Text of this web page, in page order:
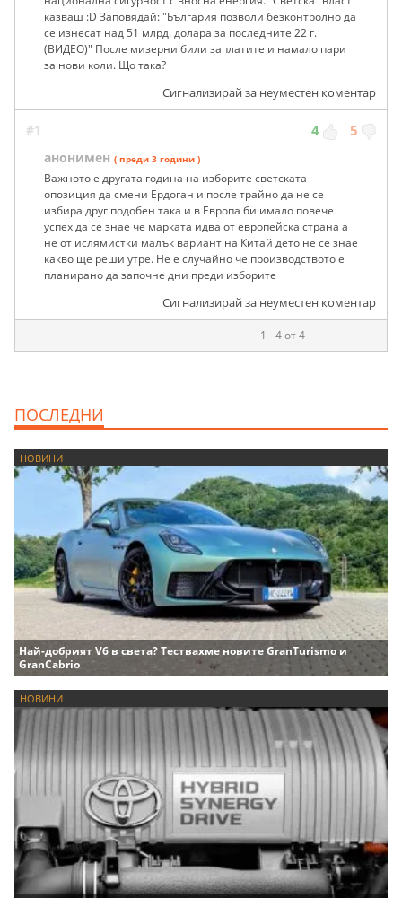
казваш :D Заповядай: "България позволи безконтролно да
се изнесат над 51 млрд. долара за последните 22 г.
(ВИДЕО)" После мизерни били заплатите и намало пари
за нови коли. Що така?
Сигнализирай за неуместен коментар
#1 4 5
анонимен ( преди 3 години )
Важното е другата година на изборите светската
опозиция да смени Ердоган и после трайно да не се
избира друг подобен така и в Европа би имало повече
успех да се знае че марката идва от европейска страна а
не от ислямистки малък вариант на Китай дето не се знае
какво ще реши утре. Не е случайно че производството е
планирано да започне дни преди изборите
Сигнализирай за неуместен коментар
1 - 4 от 4
ПОСЛЕДНИ
НОВИНИ
Най-добрият V6 в света? Тествахме новите GranTurismo и
GranCabrio
НОВИНИ